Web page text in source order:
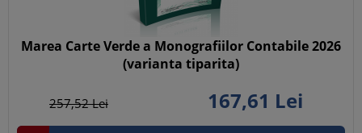
Marea Carte Verde a Monografiilor Contabile 2026
(varianta tiparita)
257,52Lei 167,61 Lei